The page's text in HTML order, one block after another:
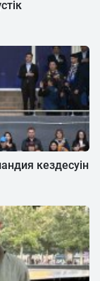
кездесуін